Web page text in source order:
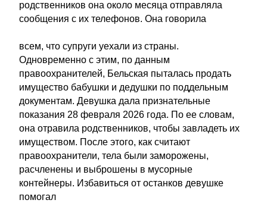
родственников она около месяца отправляла
сообщения с их телефонов. Она говорила
всем, что супруги уехали из страны.
Одновременно с этим, по данным
правоохранителей, Бельская пыталась продать
имущество бабушки и дедушки по поддельным
документам. Девушка дала признательные
показания 28 февраля 2026 года. По ее словам,
она отравила родственников, чтобы завладеть их
имуществом. После этого, как считают
правоохранители, тела были заморожены,
расчленены и выброшены в мусорные
контейнеры. Избавиться от останков девушке
помогал